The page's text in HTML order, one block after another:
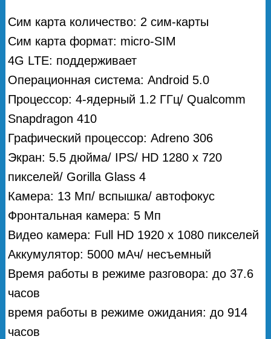
Сим карта количество: 2 сим-карты
Сим карта формат: micro-SIM
4G LTE: поддерживает
Операционная система: Android 5.0
Процессор: 4-ядерный 1.2 ГГц/ Qualcomm
Snapdragon 410
Графический процессор: Adreno 306
Экран: 5.5 дюйма/ IPS/ HD 1280 х 720
пикселей/ Gorilla Glass 4
Камера: 13 Мп/ вспышка/ автофокус
Фронтальная камера: 5 Мп
Видео камера: Full HD 1920 х 1080 пикселей
Аккумулятор: 5000 мАч/ несъемный
Время работы в режиме разговора: до 37.6
часов
время работы в режиме ожидания: до 914
часов